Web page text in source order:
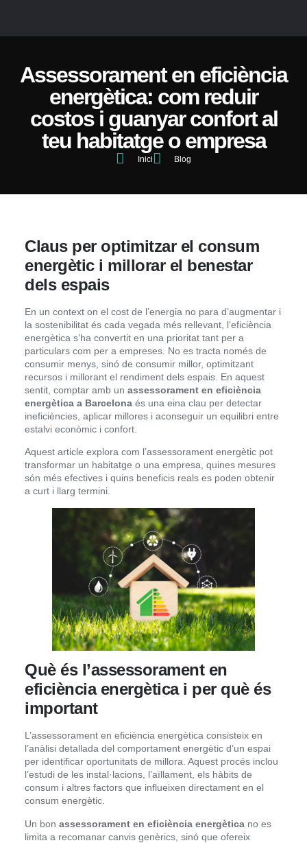
Assessorament en eficiència
energètica: com reduir
costos i guanyar confort al
teu habitatge o empresa
Inici Blog
Claus per optimitzar el consum
energètic i millorar el benestar
dels espais
En un context on el cost de l’energia no para d’augmentar i
la sostenibilitat és cada vegada més rellevant, l’eficiència
energètica s’ha convertit en una prioritat tant per a
particulars com per a empreses. No es tracta només de
consumir menys, sinó de consumir millor, optimitzant
recursos i millorant el rendiment dels espais. En aquest
sentit, comptar amb unassessorament en eficiència
energètica a Barcelona és una eina clau per detectar
ineficiències, aplicar millores i aconseguir un equilibri entre
estalvi econòmic i confort.
Aquest article explora com l’assessorament energètic pot
transformar un habitatge o una empresa, quines mesures
són més efectives i quins beneficis reals es poden obtenir
a curt i llarg termini.
Què és l’assessorament en
eficiència energètica i per què és
important
L’assessorament en eficiència energètica consisteix en
l’anàlisi detallada del comportament energètic d’un espai
per identificar oportunitats de millora. Aquest procés inclou
l’estudi de les instal·lacions, l’aïllament, els hàbits de
consum i altres factors que influeixen directament en el
consum energètic.
Un bonassessorament en eficiència energètica no es
limita a recomanar canvis genèrics, sinó que ofereix